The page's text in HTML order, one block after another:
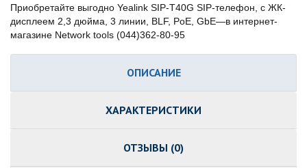
Приобретайте выгодно Yealink SIP-T40G SIP-телефон, с ЖК-
дисплеем 2,3 дюйма, 3 линии, BLF, PoE, GbE—в интернет-
магазине Network tools (044)362-80-95
ОПИСАНИЕ
ХАРАКТЕРИСТИКИ
ОТЗЫВЫ (0)